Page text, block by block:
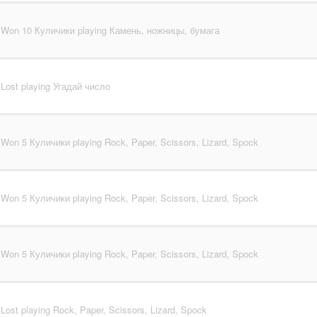
Won 10 Куличики playing Камень, ножницы, бумага
Lost playing Угадай число
Won 5 Куличики playing Rock, Paper, Scissors, Lizard, Spock
Won 5 Куличики playing Rock, Paper, Scissors, Lizard, Spock
Won 5 Куличики playing Rock, Paper, Scissors, Lizard, Spock
Lost playing Rock, Paper, Scissors, Lizard, Spock